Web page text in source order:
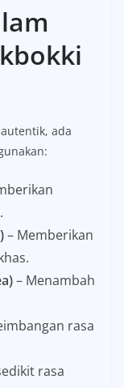
ada
– Memberikan
– Menambah
rasa
rasa